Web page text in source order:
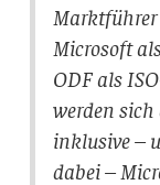
Marktführer
Microsoft
ODFals ISO
werden
inklusive –
dabei –